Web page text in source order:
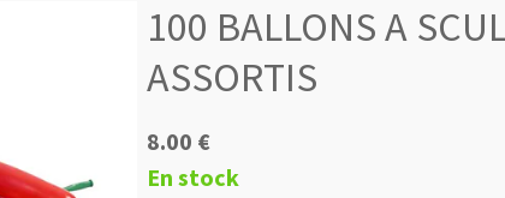
100 BALLONS A
ASSORTIS
8.00 €
En stock